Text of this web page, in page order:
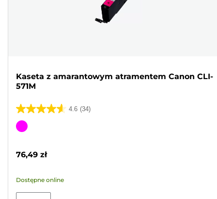
Kaseta z amarantowym atramentem Canon CLI-
571M
4.6 (34)
4.6
na
34
Wkład
76,49 zł
Dostępne online